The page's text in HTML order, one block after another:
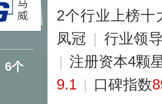
6个
2个行业上榜十
凤冠 | 行业领
| 注册资本4颗
9.1 | 口碑指数